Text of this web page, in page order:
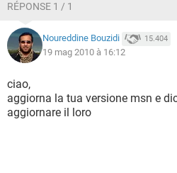
RÉPONSE 1 / 1
Noureddine Bouzidi 15.404
19 mag 2010 à 16:12
ciao,
aggiorna la tua versione msn e
aggiornare il loro